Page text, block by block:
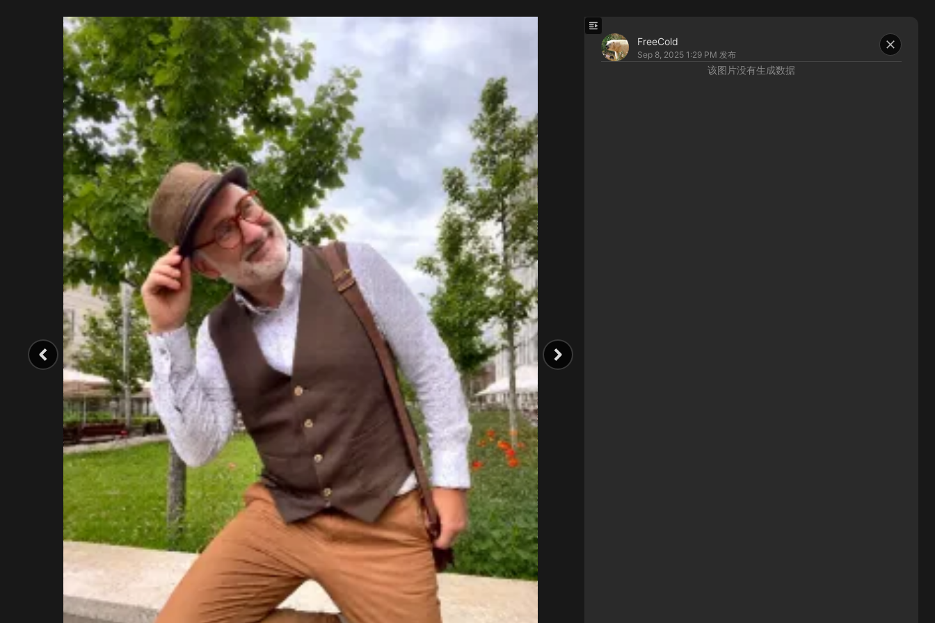
FreeCold
Sep 8, 2025 1:29 PM 发布
该图片没有生成数据